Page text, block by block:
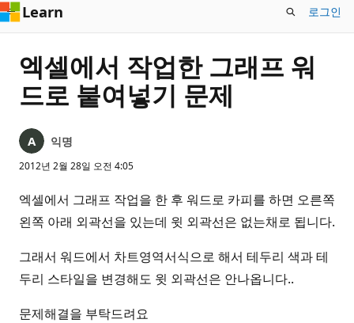
Learn 로그인
엑셀에서 작업한 그래프 워
드로 붙여넣기 문제
익명
2012년 2월 28일 오전 4:05
엑셀에서 그래프 작업을 한 후 워드로 카피를 하면 오른쪽
왼쪽 아래 외곽선을 있는데 윗 외곽선은 없는채로 됩니다.
그래서 워드에서 차트영역서식으로 해서 테두리 색과 테
두리 스타일을 변경해도 윗 외곽선은 안나옵니다..
문제해결을 부탁드려요